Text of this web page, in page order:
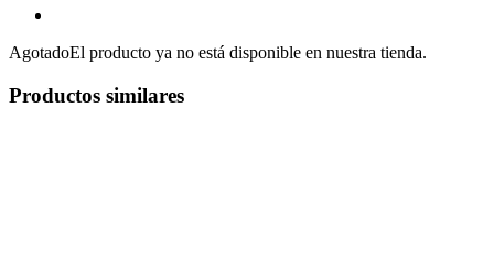
AgotadoEl producto ya no está disponible en nuestra tienda.
Productos similares